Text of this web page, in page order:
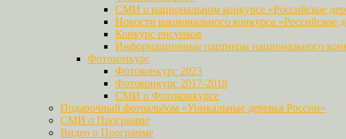
СМИ о национальном конкурсе «Российское
Новости национального конкурса «Российское
Конкурс рисунков
Информационные партнеры национального
Фотоконкурс
Фотоконкурс 2023
Фотоконкурс 2017-2018
СМИ о Фотоконкурсе
Подарочный фотоальбом «Уникальные деревья России»
СМИ о Программе
Видео о Программе